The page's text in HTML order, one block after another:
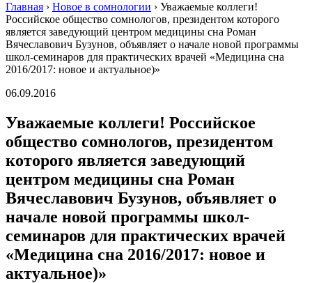
Главная › Новое в сомнологии › Уважаемые коллеги!
Российское общество сомнологов, президентом которого
является заведующий центром медицины сна Роман
Вячеславович Бузунов, объявляет о начале новой программы
школ-семинаров для практических врачей «Медицина сна
2016/2017: новое и актуальное)»
06.09.2016
Уважаемые коллеги! Российское
общество сомнологов, президентом
которого является заведующий
центром медицины сна Роман
Вячеславович Бузунов, объявляет о
начале новой программы школ-
семинаров для практических врачей
«Медицина сна 2016/2017: новое и
актуальное)»